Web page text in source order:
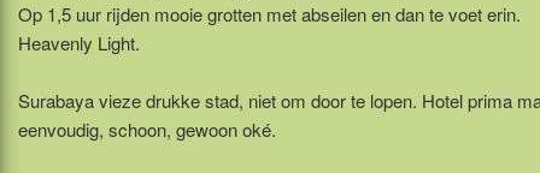
Op 1,5 uur rijden mooie grotten met abseilen en dan te voet erin.
Heavenly Light.
Surabaya vieze drukke stad, niet om door te lopen. Hotel prima
eenvoudig, schoon, gewoon oké.